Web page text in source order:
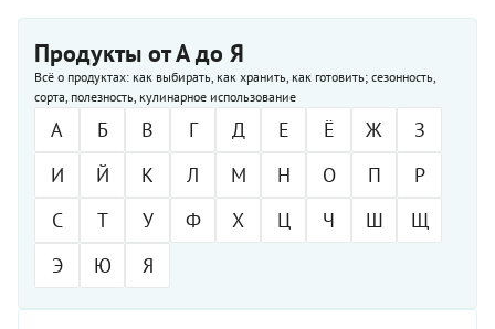
Продукты от А до Я
Всё о продуктах: как выбирать, как хранить, как готовить; сезонность,
сорта, полезность, кулинарное использование
А Б В Г Д Е Ё Ж
З
И
Й К Л М Н О П
Р
С
Т У Ф Х Ц Ч Ш
Щ
Э
Ю Я